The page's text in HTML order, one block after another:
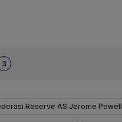
3
Reserve AS Jerome Powell